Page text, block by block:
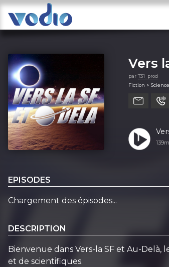
Vers
par T31_prod
Fiction >
EPISODES
Chargement des épisodes...
DESCRIPTION
Bienvenue dans Vers-la SF et Au-
et de scientifiques.